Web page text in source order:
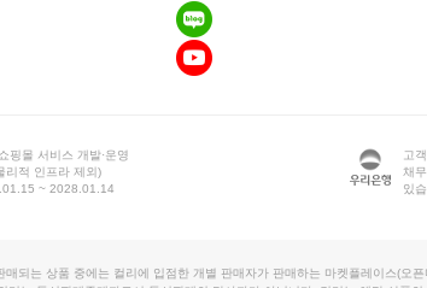
핑몰 서비스 개발·운영
리적 인프라 제외)
~ 2028.01.14
고
채
있
매되는 상품 중에는 컬리에 입점한 개별 판매자가 판매하는 마켓플레이스(오